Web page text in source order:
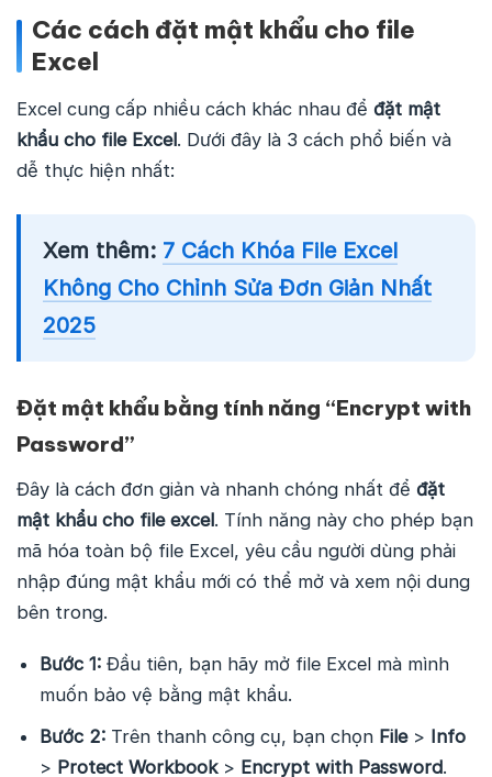
Các cách đặt mật khẩu cho file
Excel
Excel cung cấp nhiều cách khác nhau để đặt mật
khẩu cho file Excel. Dưới đây là 3 cách phổ biến và
dễ thực hiện nhất:
Xem thêm: 7 Cách Khóa File Excel
Không Cho Chỉnh Sửa Đơn Giản Nhất
2025
Đặt mật khẩu bằng tính năng “Encrypt with
Password”
Đây là cách đơn giản và nhanh chóng nhất để đặt
mật khẩu cho file excel. Tính năng này cho phép bạn
mã hóa toàn bộ file Excel, yêu cầu người dùng phải
nhập đúng mật khẩu mới có thể mở và xem nội dung
bên trong.
Bước 1: Đầu tiên, bạn hãy mở file Excel mà mình
muốn bảo vệ bằng mật khẩu.
Bước 2: Trên thanh công cụ, bạn chọn File> Info
> Protect Workbook> Encrypt with Password.